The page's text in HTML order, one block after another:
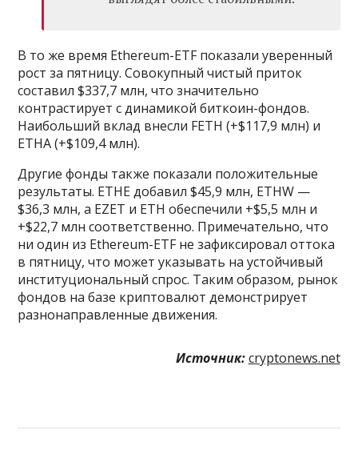
В то же время Ethereum-ETF показали уверенный
рост за пятницу. Совокупный чистый приток
составил $337,7 млн, что значительно
контрастирует с динамикой биткоин-фондов.
Наибольший вклад внесли FETH (+$117,9 млн) и
ETHA (+$109,4 млн).
Другие фонды также показали положительные
результаты. ETHE добавил $45,9 млн, ETHW —
$36,3 млн, а EZET и ETH обеспечили +$5,5 млн и
+$22,7 млн соответственно. Примечательно, что
ни один из Ethereum-ETF не зафиксировал оттока
в пятницу, что может указывать на устойчивый
институциональный спрос. Таким образом, рынок
фондов на базе криптовалют демонстрирует
разнонаправленные движения.
Источник: cryptonews.net